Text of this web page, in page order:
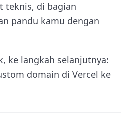
teknis, di bagian
pandu kamu dengan
ke langkah selanjutnya:
domain di Vercel ke